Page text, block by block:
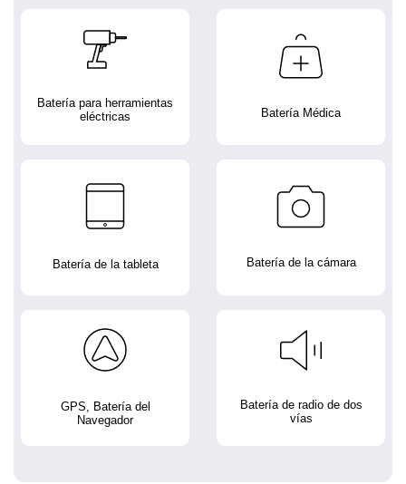
Batería para herramientas
eléctricas
Batería Médica
Batería de la tableta Batería de la cámara
GPS, Batería del
Navegador
Batería de radio de dos
vías